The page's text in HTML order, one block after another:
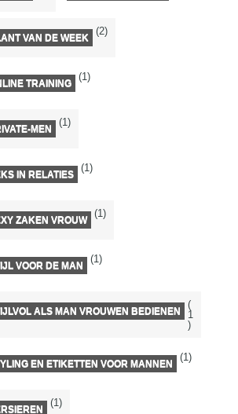
VAN DE WEEK
(2)
TRAINING
(1)
MEN
(1)
IN RELATIES
(1)
ZAKEN VROUW
(1)
VOOR DE MAN
(1)
ALS MAN VROUWEN BEDIENEN
(
1
)
EN ETIKETTEN VOOR MANNEN
(1)
(1)